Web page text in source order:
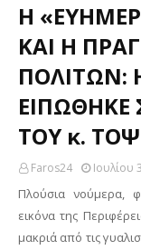
Η
ΚΑΙ Η
ΠΟΛΙΤΩΝ:
ΤΟΥ κ.
Faros24 Ιουλίου
Πλούσια νούμερα,
εικόνα της
μακριά από τις